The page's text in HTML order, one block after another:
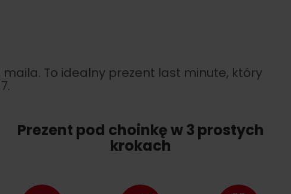
To idealny prezent last minute, który
Prezent pod choinkę w 3 prostych
krokach